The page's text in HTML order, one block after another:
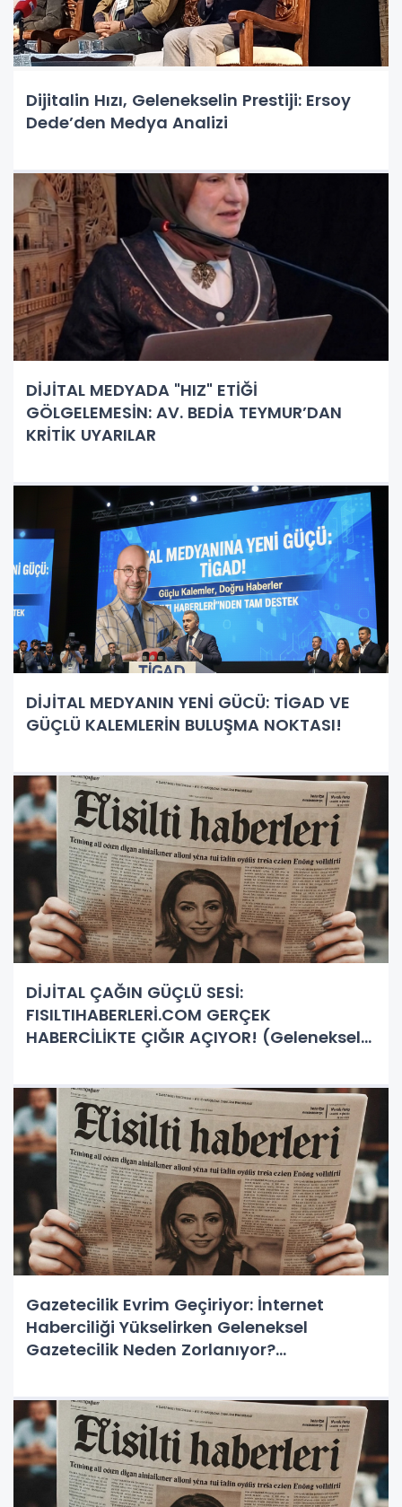
Dijitalin Hızı, Gelenekselin Prestiji: Ersoy
Dede’den Medya Analizi
DİJİTAL MEDYADA "HIZ" ETİĞİ
GÖLGELEMESİN: AV. BEDİA TEYMUR’DAN
KRİTİK UYARILAR
DİJİTAL MEDYANIN YENİ GÜCÜ: TİGAD VE
GÜÇLÜ KALEMLERİN BULUŞMA NOKTASI!
DİJİTAL ÇAĞIN GÜÇLÜ SESİ:
FISILTIHABERLERİ.COM GERÇEK
HABERCİLİKTE ÇIĞIR AÇIYOR! (Geleneksel
Haberciliği Yükselişte)
Gazetecilik Evrim Geçiriyor: İnternet
Haberciliği Yükselirken Geleneksel
Gazetecilik Neden Zorlanıyor?